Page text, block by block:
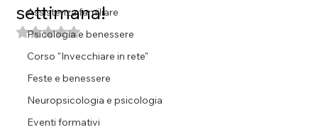
Assistenza familiare
Psicologia e benessere
Corso "Invecchiare in rete"
Feste e benessere
Neuropsicologia e psicologia
Eventi formativi
settimana!
Valutazione NaN stelle su 5.